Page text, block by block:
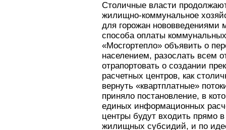
Столичные власти
жилищно-коммунальное
для горожан нововведениями
способа оплаты
«Мосгортепло» объявить о
населением, разослать всем
отрапортовать о создании
расчетных центров, как
вернуть «квартплатные»
приняло постановление, в
единых информационных
центры будут входить прямо
жилищных субсидий, и по